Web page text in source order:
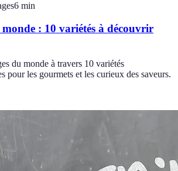
6 min
: 10 variétés à découvrir
du monde à travers 10 variétés
pour les gourmets et les curieux des saveurs.